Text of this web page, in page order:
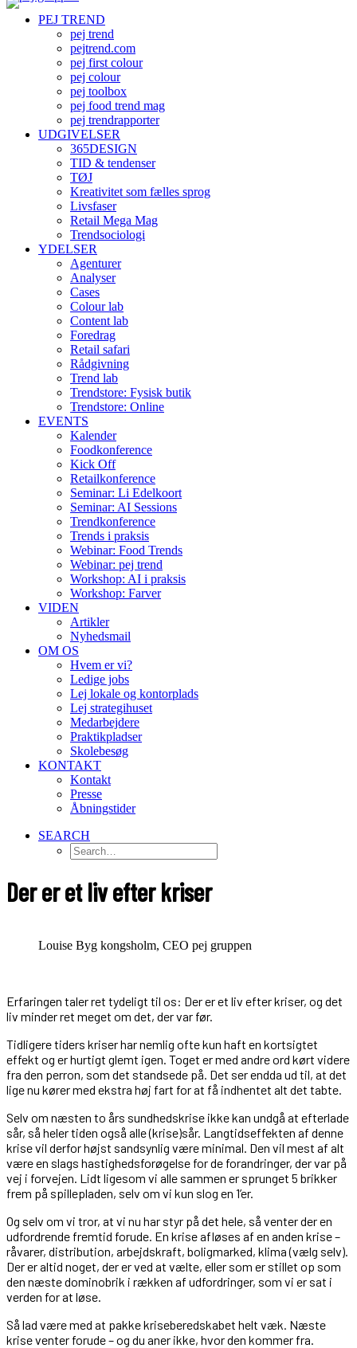
PEJ TREND
pej trend
pejtrend.com
pej first colour
pej colour
pej toolbox
pej food trend mag
pej trendrapporter
UDGIVELSER
365DESIGN
TID & tendenser
TØJ
Kreativitet som fælles sprog
Livsfaser
Retail Mega Mag
Trendsociologi
YDELSER
Agenturer
Analyser
Cases
Colour lab
Content lab
Foredrag
Retail safari
Rådgivning
Trend lab
Trendstore: Fysisk butik
Trendstore: Online
EVENTS
Kalender
Foodkonference
Kick Off
Retailkonference
Seminar: Li Edelkoort
Seminar: AI Sessions
Trendkonference
Trends i praksis
Webinar: Food Trends
Webinar: pej trend
Workshop: AI i praksis
Workshop: Farver
VIDEN
Artikler
Nyhedsmail
OM OS
Hvem er vi?
Ledige jobs
Lej lokale og kontorplads
Lej strategihuset
Medarbejdere
Praktikpladser
Skolebesøg
KONTAKT
Kontakt
Presse
Åbningstider
SEARCH
Der er et liv efter kriser
Louise Byg kongsholm, CEO pej gruppen
Erfaringen taler ret tydeligt til os: Der er et liv efter kriser, og det
liv minder ret meget om det, der var før.
Tidligere tiders kriser har nemlig ofte kun haft en kortsigtet
effekt og er hurtigt glemt igen. Toget er med andre ord kørt videre
fra den perron, som det standsede på. Det ser endda ud til, at det
lige nu kører med ekstra høj fart for at få indhentet alt det tabte.
Selv om næsten to års sundhedskrise ikke kan undgå at efterlade
sår, så heler tiden også alle (krise)sår. Langtidseffekten af denne
krise vil derfor højst sandsynlig være minimal. Den vil mest af alt
være en slags hastighedsforøgelse for de forandringer, der var på
vej i forvejen. Lidt ligesom vi alle sammen er sprunget 5 brikker
frem på spillepladen, selv om vi kun slog en 1’er.
Og selv om vi tror, at vi nu har styr på det hele, så venter der en
udfordrende fremtid forude. En krise afløses af en anden krise –
råvarer, distribution, arbejdskraft, boligmarked, klima (vælg selv).
Der er altid noget, der er ved at vælte, eller som er stillet op som
den næste dominobrik i rækken af udfordringer, som vi er sat i
verden for at løse.
Så lad være med at pakke kriseberedskabet helt væk. Næste
krise venter forude – og du aner ikke, hvor den kommer fra.